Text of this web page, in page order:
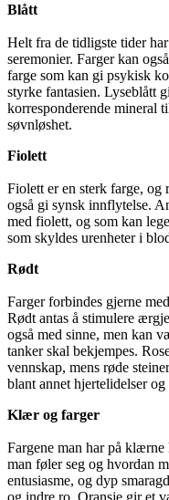
Blått
Helt fra de tidligste tider
seremonier. Farger kan
farge som kan gi psykisk
styrke fantasien. Lyseblått
korresponderende mineral
søvnløshet.
Fiolett
Fiolett er en sterk farge, og
også gi synsk innflytelse.
med fiolett, og som kan
som skyldes urenheter i
Rødt
Farger forbindes gjerne
Rødt antas å stimulere
også med sinne, men kan
tanker skal bekjempes.
vennskap, mens røde
blant annet hjertelidelser
Klær og farger
Fargene man har på
man føler seg og hvordan
entusiasme, og dyp
og indre ro. Oransje gir et